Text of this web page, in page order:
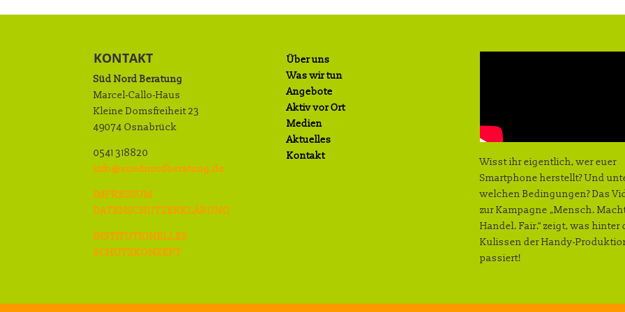
KONTAKT
Süd Nord Beratung
Marcel-Callo-Haus
Kleine Domsfreiheit 23
49074 Osnabrück
0541 318820
info@suednordberatung.de
IMPRESSUM
DATENSCHUTZERKLÄRUNG
INSTITUTIONELLES
SCHUTZKONZEPT
Über uns
Was wir tun
Angebote
Aktiv vor Ort
Medien
Aktuelles
Kontakt
Wisst ihr eigentlich, wer euer
Smartphone herstellt? Und
welchen Bedingungen? Das
zur Kampagne „Mensch.
Handel. Fair.“ zeigt, was hinter
Kulissen der Handy-
passiert!